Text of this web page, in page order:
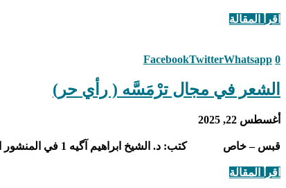
اقرأ المقالة
0
FacebookTwitterWhatsapp
الشعر في مجال ترْمَسَّه ( رأي حر)
أغسطس 22, 2025
قبس – خاص كتب: د. الشيخ ابراهيم آگيه 1 في المنشور الماضي حول ترْمَسَّه 2المَحْتُ إلى مساهمة “الترمسيين” في مختلف أوجه الثقافة في التاريخ الثقافي لموريتانيا واشرت إلى أن …
اقرأ المقالة